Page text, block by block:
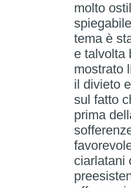
molto
tema è
e talvolta
mostrato
il divieto
sul fatto
prima
ciarlatani